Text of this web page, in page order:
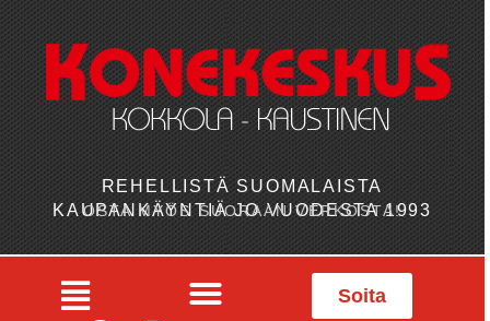
REHELLISTÄ SUOMALAISTA
KAUPANKÄYNTIÄ JO VUODESTA 1993
OSTA MYÖS SUORAAN VERKOSTA!
Soita